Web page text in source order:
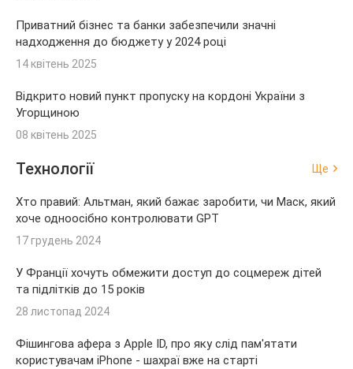
Приватний бізнес та банки забезпечили значні
надходження до бюджету у 2024 році
14 квітень 2025
Відкрито новий пункт пропуску на кордоні України з
Угорщиною
08 квітень 2025
Технології Ще
Хто правий: Альтман, який бажає заробити, чи Маск, який
хоче одноосібно контролювати GPT
17 грудень 2024
У Франції хочуть обмежити доступ до соцмереж дітей
та підлітків до 15 років
28 листопад 2024
Фішингова афера з Apple ID, про яку слід пам'ятати
користувачам iPhone - шахраї вже на старті